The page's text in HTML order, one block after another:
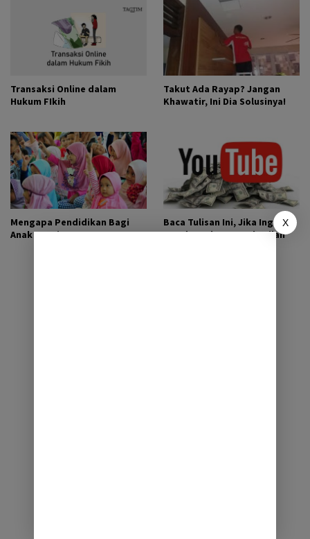
Transaksi Online dalam
Hukum FIkih
Takut Ada Rayap? Jangan
Khawatir, Ini Dia Solusinya!
Mengapa Pendidikan Bagi
Anak Penting?
Baca Tulisan Ini, Jika Ingin
Mendapatkan Penghasilan
X